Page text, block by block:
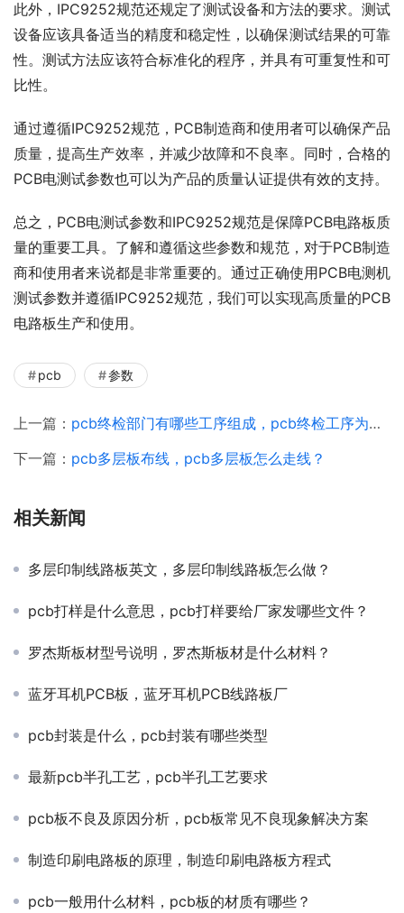
此外，IPC9252规范还规定了测试设备和方法的要求。测试
设备应该具备适当的精度和稳定性，以确保测试结果的可靠
性。测试方法应该符合标准化的程序，并具有可重复性和可
比性。
通过遵循IPC9252规范，PCB制造商和使用者可以确保产品
质量，提高生产效率，并减少故障和不良率。同时，合格的
PCB电测试参数也可以为产品的质量认证提供有效的支持。
总之，PCB电测试参数和IPC9252规范是保障PCB电路板质
量的重要工具。了解和遵循这些参数和规范，对于PCB制造
商和使用者来说都是非常重要的。通过正确使用PCB电测机
测试参数并遵循IPC9252规范，我们可以实现高质量的PCB
电路板生产和使用。
pcb 参数
上一篇： pcb终检部门有哪些工序组成，pcb终检工序为什么还要做修理报表呢？
下一篇： pcb多层板布线，pcb多层板怎么走线？
相关新闻
多层印制线路板英文，多层印制线路板怎么做？
pcb打样是什么意思，pcb打样要给厂家发哪些文件？
罗杰斯板材型号说明，罗杰斯板材是什么材料？
蓝牙耳机PCB板，蓝牙耳机PCB线路板厂
pcb封装是什么，pcb封装有哪些类型
最新pcb半孔工艺，pcb半孔工艺要求
pcb板不良及原因分析，pcb板常见不良现象解决方案
制造印刷电路板的原理，制造印刷电路板方程式
pcb一般用什么材料，pcb板的材质有哪些？